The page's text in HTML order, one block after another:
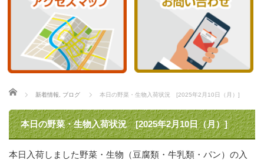
ホーム
新着情報 ブログ 本日の野菜・生物入荷状況 [2025年2月10日（月）]
本日の野菜・生物入荷状況 [2025年2月10日（月）]
本日入荷しました野菜・生物（豆腐類・牛乳類・パン）の入